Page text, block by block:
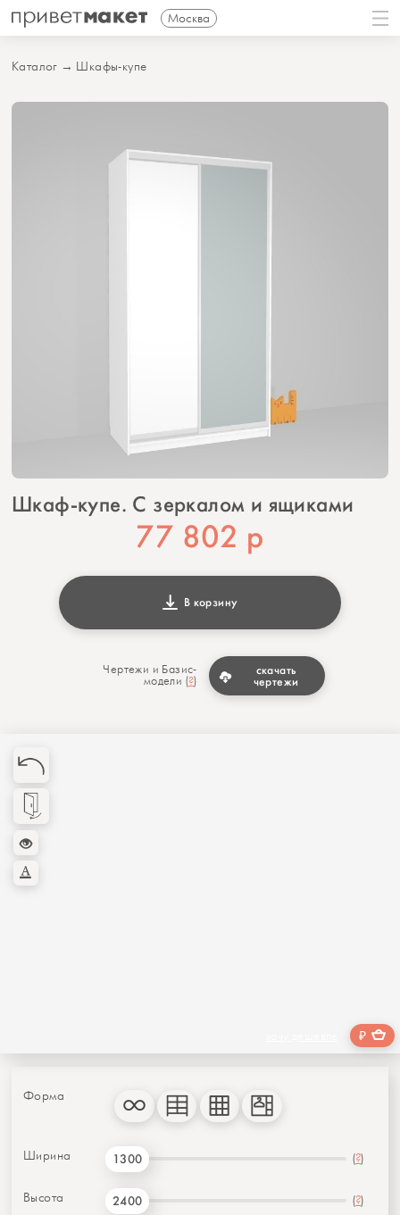
Москва
Каталог → Шкафы-купе
Шкаф-купе. С зеркалом и ящиками
77 802 р
В корзину
Чертежи и Базис-
модели (?)
скачать
чертежи
₽
Форма
Ширина 1300 (?)
Высота 2400 (?)